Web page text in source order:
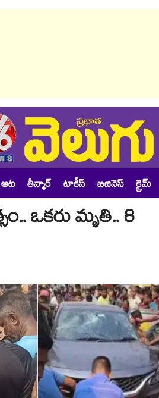
ఆట తీన్మార్ టాకీస్ బిజినెస్ క్రైమ్
ఒకరు మృతి.. 8